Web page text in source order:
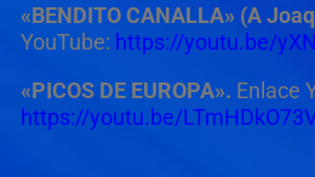
«BENDITO CANALLA» (A
YouTube: https://youtu.be/
«PICOS DE EUROPA». Enlace
https://youtu.be/